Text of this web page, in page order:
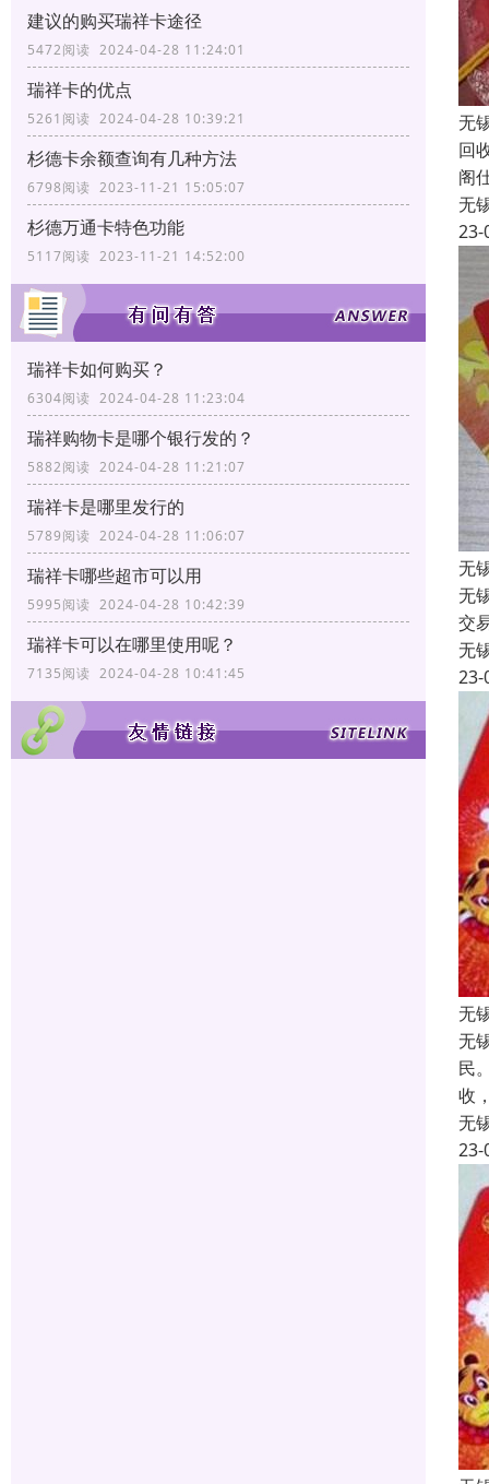
建议的购买瑞祥卡途径
5472阅读 2024-04-28 11:24:01
瑞祥卡的优点
5261阅读 2024-04-28 10:39:21
杉德卡余额查询有几种方法
6798阅读 2023-11-21 15:05:07
杉德万通卡特色功能
5117阅读 2023-11-21 14:52:00
瑞祥卡如何购买？
6304阅读 2024-04-28 11:23:04
瑞祥购物卡是哪个银行发的？
5882阅读 2024-04-28 11:21:07
瑞祥卡是哪里发行的
5789阅读 2024-04-28 11:06:07
瑞祥卡哪些超市可以用
5995阅读 2024-04-28 10:42:39
瑞祥卡可以在哪里使用呢？
7135阅读 2024-04-28 10:41:45
无
回
阁
无
23-
无
无
交
无
23-
无
无
民
收
无
23-